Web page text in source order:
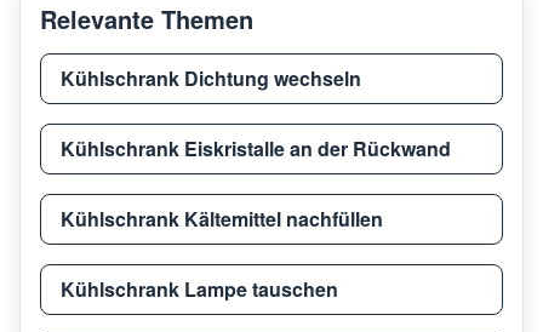
Relevante Themen
Kühlschrank Dichtung wechseln
Kühlschrank Eiskristalle an der Rückwand
Kühlschrank Kältemittel nachfüllen
Kühlschrank Lampe tauschen